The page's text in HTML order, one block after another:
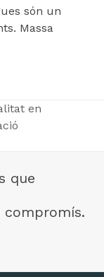
són un
Massa
en
que
compromís.